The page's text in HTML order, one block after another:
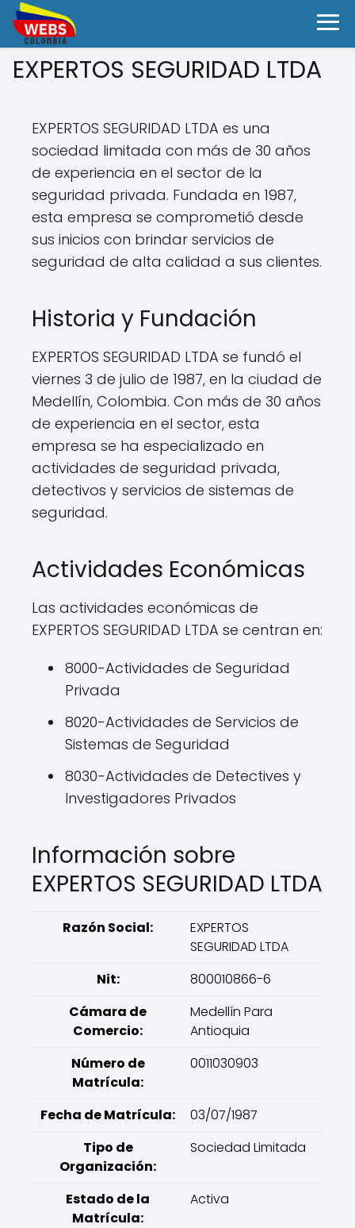
EXPERTOS SEGURIDAD LTDA
EXPERTOS SEGURIDAD LTDA es una
sociedad limitada con más de 30 años
de experiencia en el sector de la
seguridad privada. Fundada en 1987,
esta empresa se comprometió desde
sus inicios con brindar servicios de
seguridad de alta calidad a sus clientes.
Historia y Fundación
EXPERTOS SEGURIDAD LTDA se fundó el
viernes 3 de julio de 1987, en la ciudad de
Medellín, Colombia. Con más de 30 años
de experiencia en el sector, esta
empresa se ha especializado en
actividades de seguridad privada,
detectivos y servicios de sistemas de
seguridad.
Actividades Económicas
Las actividades económicas de
EXPERTOS SEGURIDAD LTDA se centran en:
8000-Actividades de Seguridad
Privada
8020-Actividades de Servicios de
Sistemas de Seguridad
8030-Actividades de Detectives y
Investigadores Privados
Información sobre
EXPERTOS SEGURIDAD LTDA
Razón Social:
EXPERTOS
SEGURIDAD LTDA
Nit:
800010866-6
Cámara de
Comercio:
Medellín Para
Antioquia
Número de
Matrícula:
0011030903
Fecha de Matrícula:
03/07/1987
Tipo de
Organización:
Sociedad Limitada
Estado de la
Matrícula:
Activa